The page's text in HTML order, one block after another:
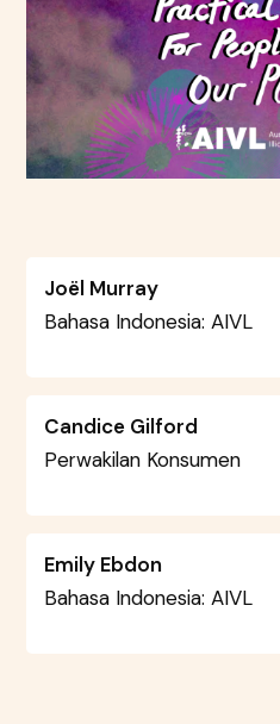
Joël Murray
Bahasa Indonesia: AIVL
Candice Gilford
Perwakilan Konsumen
Emily Ebdon
Bahasa Indonesia: AIVL